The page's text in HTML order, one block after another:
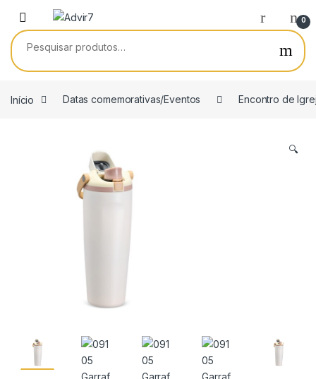
Skip to navigation
Skip to content
0
Pesquisar por:
Início Datas comemorativas/Eventos Encontro de
🔍